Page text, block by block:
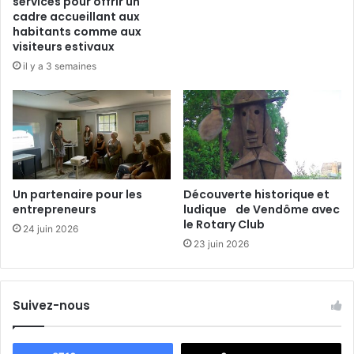
n
g
e
r
o
n
o
é
e
p
a
r
c
i
é
cadre accueillant aux
habitants comme aux
visiteurs estivaux
il y a 3 semaines
Un partenaire pour les
entrepreneurs
24 juin 2026
Découverte historique et
ludique de Vendôme avec
le Rotary Club
23 juin 2026
Suivez-nous